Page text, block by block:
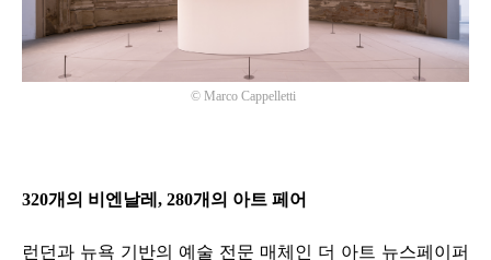
© Marco Cappelletti
320개의 비엔날레 , 280개의 아트 페어
런던과 뉴욕 기반의 예술 전문 매체인 더 아트 뉴스페이퍼